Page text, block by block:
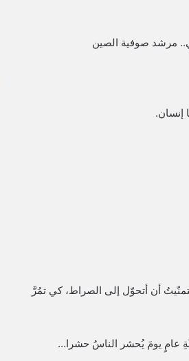
مرشد صوفية الصين
إنسان.
أن أتحوّل إلى الصراط، كي تمُرَّ
عامٍ يومَ يُحشر الناسُ حشرا…